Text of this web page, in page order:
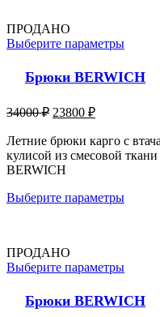
ПРОДАНО
Выберите параметры
Брюки BERWICH
34000₽ 23800 ₽
Летние брюки карго с
кулисой из смесовой
BERWICH
Выберите параметры
ПРОДАНО
Выберите параметры
Брюки BERWICH